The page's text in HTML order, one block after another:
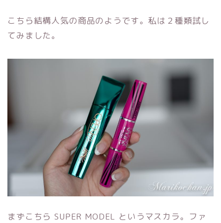
こちら結構人気の商品のようです。私は２種類試し
てみました。
まずこちら SUPER MODEL というマスカラ。ファ